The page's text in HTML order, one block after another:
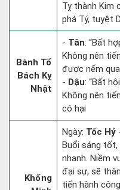
Tỵ thành Kim
phá Tý, tuyệt
Bành Tổ
Bách Kỵ
Nhật
- Tân: “Bất
Không nên
được nếm qua
- Dậu: “Bất
Không nên
có hại
Khổng
Ngày: Tốc Hỷ
Buổi sáng tốt,
nhanh. Niềm
đại sự, sẽ
tiến hành